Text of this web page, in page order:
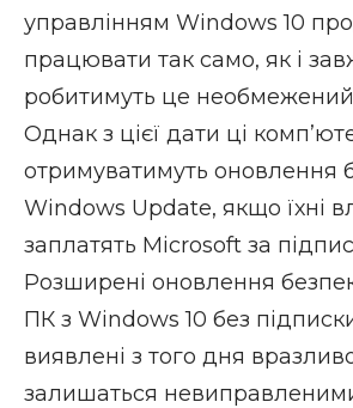
управлінням Windows 10
працювати так само, як і
робитимуть це необмежений
Однак з цієї дати ці
отримуватимуть оновлення
Windows Update, якщо їхні
заплатять Microsoft за
Розширені оновлення
ПК з Windows 10 без
виявлені з того дня
залишаться